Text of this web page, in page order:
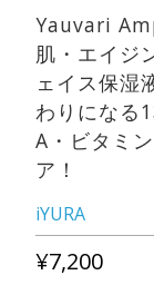
Yauvari
肌・エイジ
ェイス保湿
わりになる
A・ビタミ
ア！
iYURA
¥7,200